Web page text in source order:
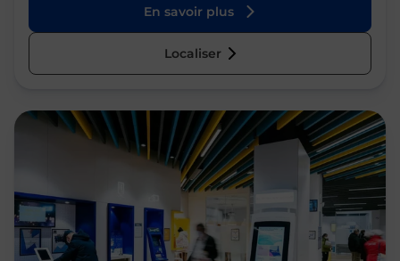
En savoir plus
Localiser